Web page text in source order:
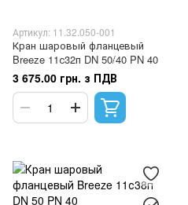
Артикул: 11.32.050-001
Кран шаровый фланцевый
Breeze 11с32п DN 50/40 PN 40
3 675.00 грн. з ПДВ